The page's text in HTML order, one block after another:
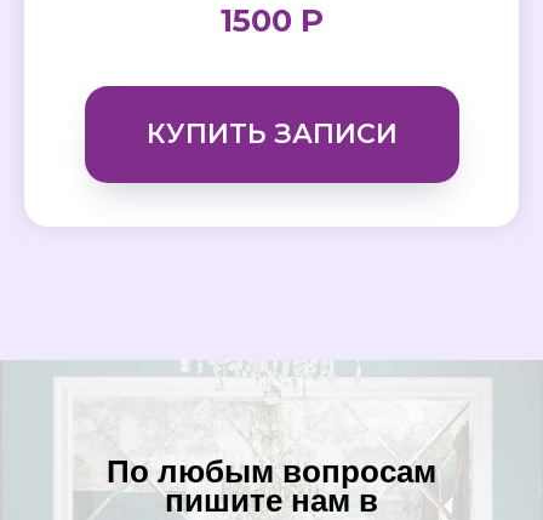
1500 Р
КУПИТЬ ЗАПИСИ
По любым вопросам
пишите нам в